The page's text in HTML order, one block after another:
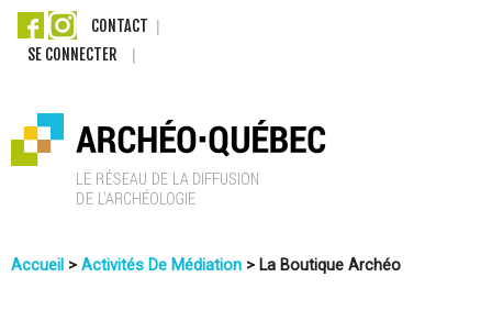
Aller
principal
CONTACT
SE CONNECTER
r
Accueil > Activités De Médiation > La Boutique Archéo